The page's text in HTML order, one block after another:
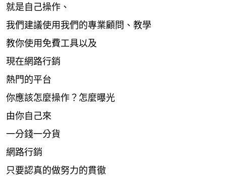
就是自己操作、
我們建議使用我們的專業顧問、教學
教你使用免費工具以及
現在網路行銷
熱門的平台
你應該怎麼操作？怎麼曝光
由你自己來
一分錢一分貨
網路行銷
只要認真的做努力的貫徹